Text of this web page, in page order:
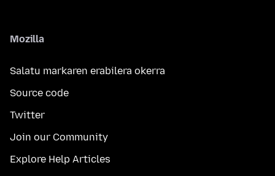
Mozilla
Salatu markaren erabilera okerra
Source code
Twitter
Join our Community
Explore Help Articles